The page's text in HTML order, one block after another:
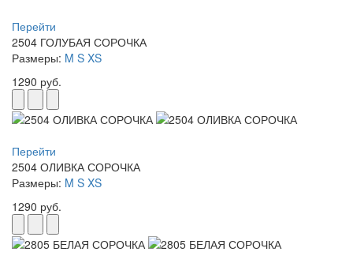
Перейти
2504 ГОЛУБАЯ СОРОЧКА
Размеры: M S XS
1290 руб.
Перейти
2504 ОЛИВКА СОРОЧКА
Размеры: M S XS
1290 руб.